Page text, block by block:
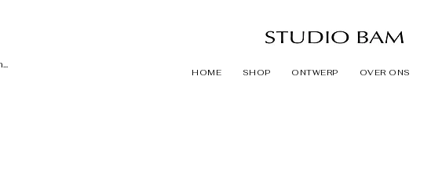
HOME SHOP ONTWERP OVER ONS